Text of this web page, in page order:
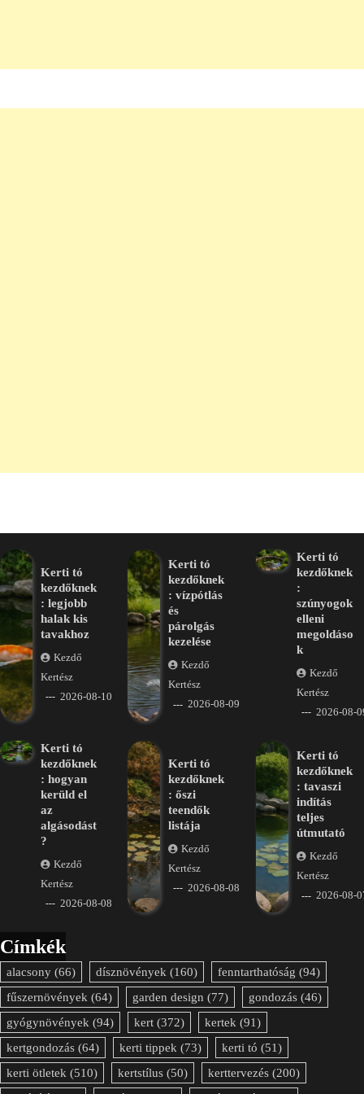
Kerti tó
kezdőknek
: legjobb
halak kis
tavakhoz
Kezdő
Kertész
2026-08-10
Kerti tó
kezdőknek
: vízpótlás
és
párolgás
kezelése
Kezdő
Kertész
2026-08-09
Kerti tó
kezdőknek
:
szúnyogok
elleni
megoldáso
k
Kezdő
Kertész
2026-08-
Kerti tó
kezdőknek
: hogyan
kerüld el
az
algásodást
?
Kezdő
Kertész
2026-08-08
Kerti tó
kezdőknek
: őszi
teendők
listája
Kezdő
Kertész
2026-08-08
Kerti tó
kezdőknek
: tavaszi
indítás
teljes
útmutató
Kezdő
Kertész
2026-08-
Címkék
alacsony (66) dísznövények (160) fenntarthatóság (94)
fűszernövények (64) garden design (77) gondozás (46)
gyógynövények (94) kert (372) kertek (91)
kertgondozás (64) kerti tippek (73) kerti tó (51)
kerti ötletek (510) kertstílus (50) kerttervezés (200)